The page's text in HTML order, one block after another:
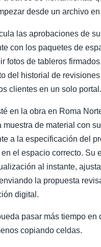
desde un archivo
las aprobaciones de
con los paquetes de
fotos de tableros
del historial de
clientes en un solo portal.
en la obra en Roma
muestra de material con
a la especificación del
el espacio correcto. Su
al instante,
la propuesta
digital.
pasar más tiempo en
copiando celdas.